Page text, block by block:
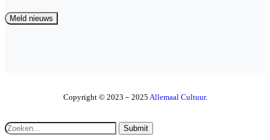
Copyright © 2023 – 2025 Allemaal Cultuur.
Submit